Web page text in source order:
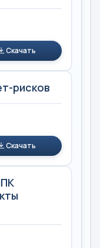
Скачать
рисков
Скачать